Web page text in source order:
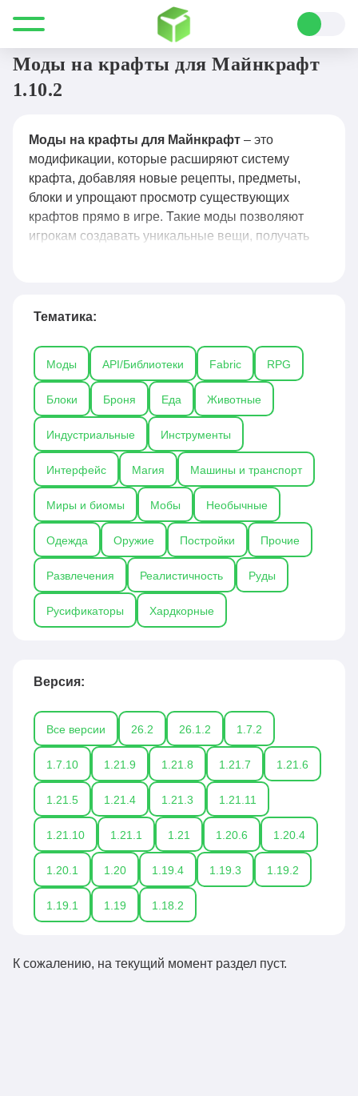
Все для Minecraft Крафты
Моды на крафты для Майнкрафт
1.10.2
Моды на крафты для Майнкрафт – это
модификации, которые расширяют систему
крафта, добавляя новые рецепты, предметы,
блоки и упрощают просмотр существующих
крафтов прямо в игре. Такие моды позволяют
игрокам создавать уникальные вещи, получать
и интерфейсов, например, через популярные
Enough Items (REI). Благодаря модам на крафты
игровой процесс становится более насыщенным,
удобным и интересным для любителей крафта и
автоматизации.
Тематика:
Моды API/Библиотеки Fabric RPG
Блоки Броня Еда Животные
Индустриальные Инструменты
Интерфейс Магия Машины и транспорт
Миры и биомы Мобы Необычные
Одежда Оружие Постройки Прочие
Развлечения Реалистичность Руды
Русификаторы Хардкорные
Версия:
Все версии 26.2 26.1.2 1.7.2
1.7.10 1.21.9 1.21.8 1.21.7 1.21.6
1.21.5 1.21.4 1.21.3 1.21.11
1.21.10 1.21.1 1.21 1.20.6 1.20.4
1.20.1 1.20 1.19.4 1.19.3 1.19.2
1.19.1 1.19 1.18.2
К сожалению, на текущий момент раздел пуст.